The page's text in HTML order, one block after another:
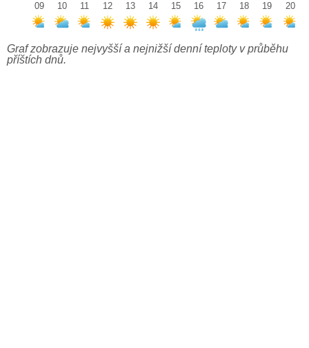
09
10
11
12
13
14
15
16
17
18
19
20
Graf zobrazuje nejvyšší a nejnižší denní teploty v průběhu
příštích dnů.